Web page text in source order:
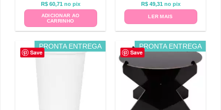
R$60,71 no pix
ADICIONAR AO
CARRINHO
R$49,31 no pix
LER MAIS
Save
PRONTA ENTREGA
Save
PRONTA ENTREGA